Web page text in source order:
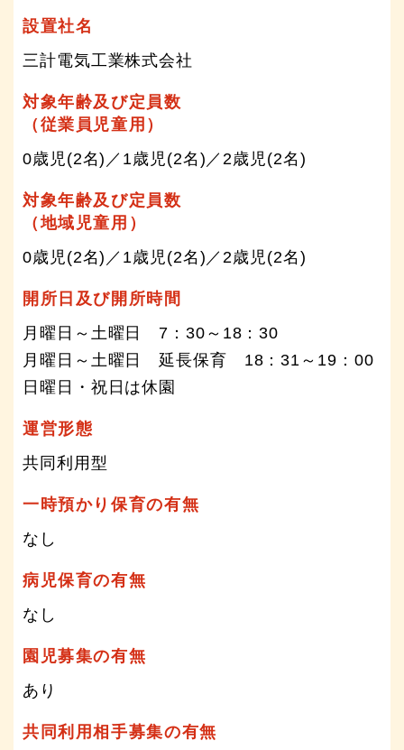
設置社名
三計電気工業株式会社
対象年齢及び定員数
（従業員児童用）
0歳児(2名)／1歳児(2名)／2歳児(2名)
対象年齢及び定員数
（地域児童用）
0歳児(2名)／1歳児(2名)／2歳児(2名)
開所日及び開所時間
月曜日～土曜日 7：30～18：30
月曜日～土曜日 延長保育 18：31～19：00
日曜日・祝日は休園
運営形態
共同利用型
一時預かり保育の有無
なし
病児保育の有無
なし
園児募集の有無
あり
共同利用相手募集の有無